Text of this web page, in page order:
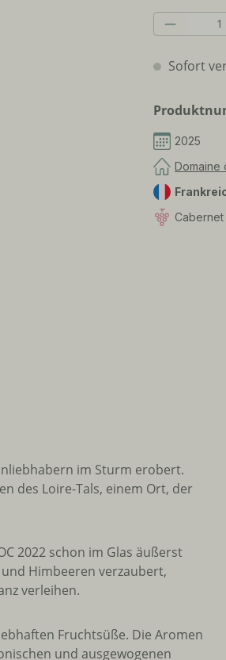
Sofort
2025
Domaine
im Sturm erobert.
des Loire-Tals, einem Ort, der
2022 schon im Glas äußerst
Himbeeren verzaubert,
verleihen.
Fruchtsüße. Die Aromen
und ausgewogenen